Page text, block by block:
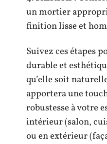
un mortier
finition lisse et
Suivez ces étapes
durable et
qu’elle soit
apportera une
robustesse à votre
intérieur (salon,
ou en extérieur